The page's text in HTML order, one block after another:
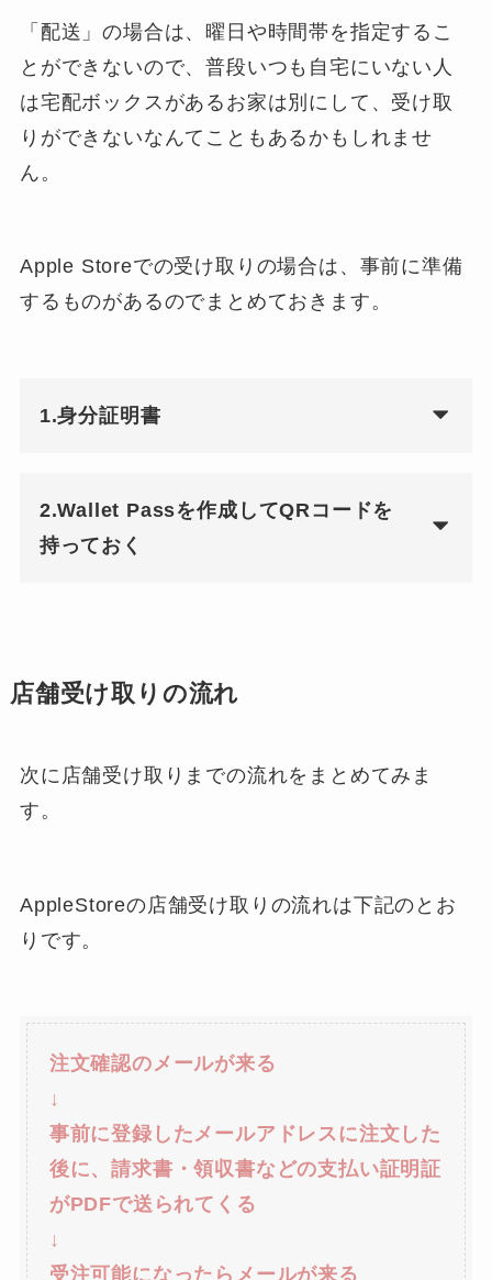
「配送」の場合は、曜日や時間帯を指定するこ
とができないので、普段いつも自宅にいない人
は宅配ボックスがあるお家は別にして、受け取
りができないなんてこともあるかもしれませ
ん。
Apple Storeでの受け取りの場合は、事前に準備
するものがあるのでまとめておきます。
1.身分証明書
2.Wallet Passを作成してQRコードを
持っておく
店舗受け取りの流れ
次に店舗受け取りまでの流れをまとめてみま
す。
AppleStoreの店舗受け取りの流れは下記のとお
りです。
注文確認のメールが来る
↓
事前に登録したメールアドレスに注文した
後に、請求書・領収書などの支払い証明証
がPDFで送られてくる
↓
受注可能になったらメールが来る